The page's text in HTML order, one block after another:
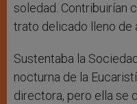
soledad. Contribuirían
trato delicado lleno de
Sustentaba la
nocturna de la
directora, pero ella se